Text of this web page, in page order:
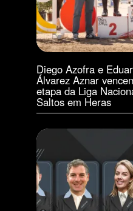
Diego Azofra e
Álvarez Aznar
etapa da Liga
Saltos em Heras